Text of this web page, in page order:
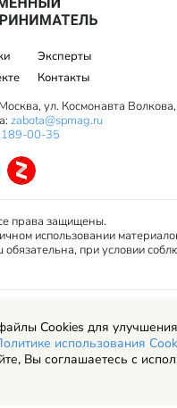
Эксперты
Контакты
ул. Космонавта
zabota@spmag.ru
00-35
права защищены.
использовании
обязательна, при условии
соглашение
персональных данных
Cookies для
использования
Вы соглашаетесь с